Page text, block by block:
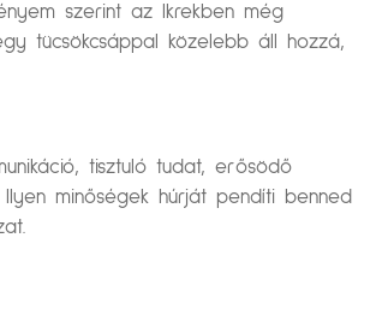
szerint az Ikrekben még
tücsökcsáppal közelebb áll hozzá,
tisztuló tudat, erősödő
minőségek húrját pendíti benned